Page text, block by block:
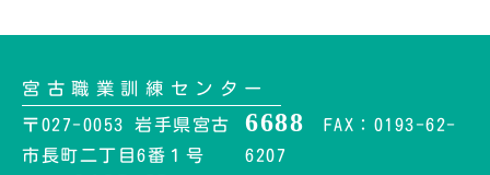
宮古職業訓練センター
〒027-0053 岩手県宮古
市長町二丁目6番１号
6688 FAX：0193-62-
6207